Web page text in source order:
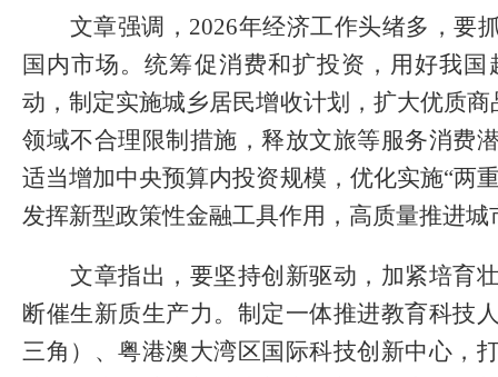
文章强调，2026年经济工作头绪多，要
国内市场。统筹促消费和扩投资，用好我
动，制定实施城乡居民增收计划，扩大优质
领域不合理限制措施，释放文旅等服务消费
适当增加中央预算内投资规模，优化实施“两
发挥新型政策性金融工具作用，高质量推进
文章指出，要坚持创新驱动，加紧培育壮
断催生新质生产力。制定一体推进教育科技
三角）、粤港澳大湾区国际科技创新中心，